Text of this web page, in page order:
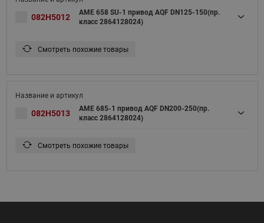
082H5012
AME 658 SU-1 привод AQF DN125-150(пр.
класс 2864128024)
Смотреть похожие товары
082H5013
AME 685-1 привод AQF DN200-250(пр.
класс 2864128024)
Смотреть похожие товары